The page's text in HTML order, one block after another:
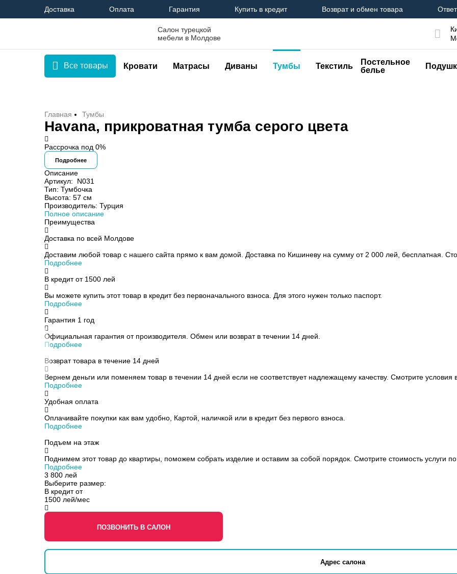
Доставка Оплата Гарантия Купить в кредит Возврат и обмен товара
Салон турецкой
мебели в Молдове
Все товары Кровати Матрасы Диваны Тумбы Текстиль
Постельное
белье
Главная Тумбы
Havana, прикроватная тумба серого цвета
Рассрочка под 0%
Подробнее
Описание
Артикул: N031
Тип: Тумбочка
Высота: 57 см
Производитель: Турция
Полное описание
Преимущества
Доставка по всей Молдове
Доставим любой товар с нашего сайта прямо к вам домой. Доставка по Кишиневу на сумму от 2 000 лей, бесплатная.
Подробнее
В кредит от 1500 лей
Вы можете купить этот товар в кредит без первоначального взноса. Для этого нужен только паспорт.
Подробнее
Гарантия 1 год
Официальная гарантия от производителя. Обмен или возврат в течении 14 дней.
Подробнее
Возврат товара в течение 14 дней
Вернем деньги или поменяем товар в течении 14 дней если не соответствует надлежащему качеству. Смотрите условия
Подробнее
Удобная оплата
Оплачивайте покупки как вам удобно, Картой, наличкой или в кредит без первого взноса.
Подробнее
Подъем на этаж
Поднимем этот товар до квартиры, поможем собрать изделие и оставим за собой порядок. Смотрите стоимость услуги
Подробнее
3 800 лей
Выберите размер:
В кредит от
1500 лей/мес
ПОЗВОНИТЬ В САЛОН
Адрес салона